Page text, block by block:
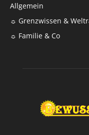
Allgemein
☼ Grenzwissen &
☼ Familie & Co